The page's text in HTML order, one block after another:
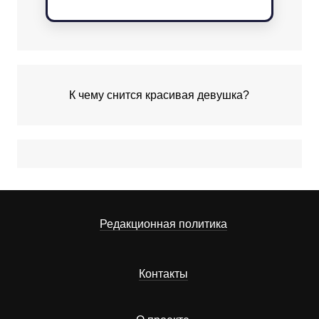
К чему снится красивая девушка?
Редакционная политика
Контакты